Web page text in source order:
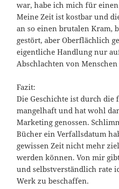
war, habe ich mich für
Meine Zeit ist kostbar und
an so einen brutalen Kram,
gestört, aber Oberflächlich
eigentliche Handlung nur
Abschlachten von
Fazit:
Die Geschichte ist durch die
mangelhaft und hat wohl
Marketing genossen.
Bücher ein Verfallsdatum
gewissen Zeit nicht mehr
werden können. Von mir
und selbstverständlich rate
Werk zu beschaffen.